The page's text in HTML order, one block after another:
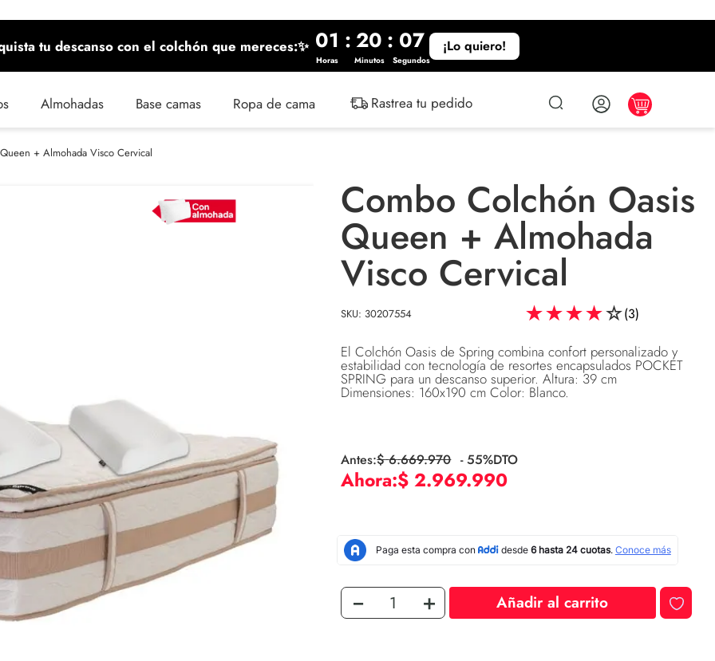
tu descanso con el colchón que mereces:✨ 01
Horas
:20
Minutos
: 06
Segundos
¡Lo quiero!
Almohadas Base camas Ropa de cama Rastrea tu pedido
+ Almohada Visco Cervical
Combo Colchón Oasis
Queen + Almohada
Visco Cervical
SKU: 30207554 ★★★★☆(3)
El Colchón Oasis de Spring combina confort personalizado y
estabilidad con tecnología de resortes encapsulados POCKET
SPRING para un descanso superior. Altura: 39 cm
Dimensiones: 160x190 cm Color: Blanco.
$ 6.669.970 -55%DTO
$ 2.969.990
＋
－ Añadir al carrito